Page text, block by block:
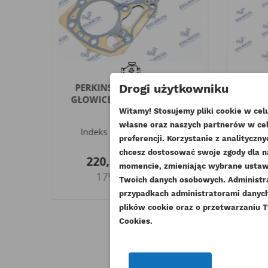
PERKINS USZCZELKA POD
GŁOWICĘ HP HR ORYGINAŁ
0,5MM
Indeks
111147741-ORG
220,17 złBrutto
179,00 złNetto
Drogi użytkowniku
Witamy! Stosujemy pliki cookie w
własne oraz naszych partnerów w
preferencji. Korzystanie z
chcesz dostosować swoje zgody dla
momencie, zmieniając wybrane
Twoich danych osobowych.
przypadkach administratorami
plików cookie oraz o przetwarzaniu
Cookies.